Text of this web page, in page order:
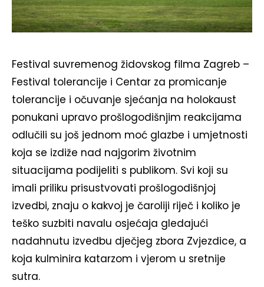
Festival suvremenog židovskog filma Zagreb –
Festival tolerancije i Centar za promicanje
tolerancije i očuvanje sjećanja na holokaust
ponukani upravo prošlogodišnjim reakcijama
odlučili su još jednom moć glazbe i umjetnosti
koja se izdiže nad najgorim životnim
situacijama podijeliti s publikom. Svi koji su
imali priliku prisustvovati prošlogodišnjoj
izvedbi, znaju o kakvoj je čaroliji riječ i koliko je
teško suzbiti navalu osjećaja gledajući
nadahnutu izvedbu dječjeg zbora Zvjezdice, a
koja kulminira katarzom i vjerom u sretnije
sutra.